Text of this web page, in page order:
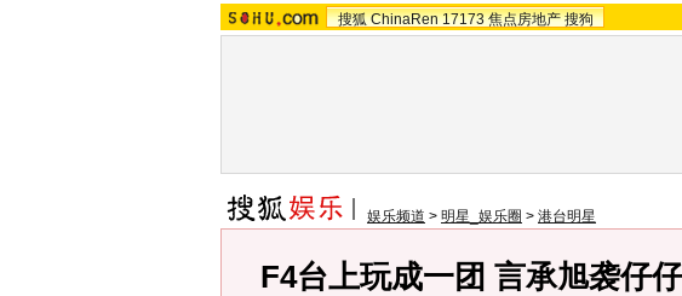
搜狐 ChinaRen 17173 焦点房地产 搜狗
娱乐频道 > 明星_娱乐圈 > 港台明星
F4台上玩成一团 言承旭袭仔